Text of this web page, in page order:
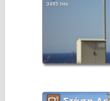
3485 hits